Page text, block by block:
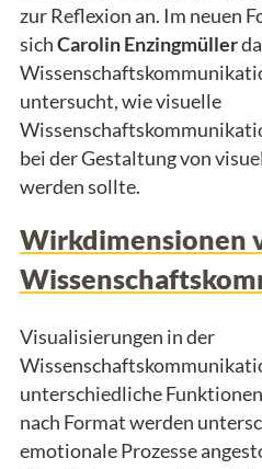
zur Reflexion an. Im neuen
sichCarolin Enzingmüller
untersucht, wie visuelle
bei der Gestaltung von
werden sollte.
Wirkdimensionen
Visualisierungen in der
unterschiedliche
nach Format werden
emotionale Prozesse